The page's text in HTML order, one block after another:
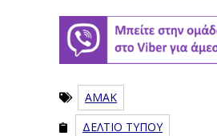
ΑΜΑΚ
ΔΕΛΤΙΟ ΤΥΠΟΥ